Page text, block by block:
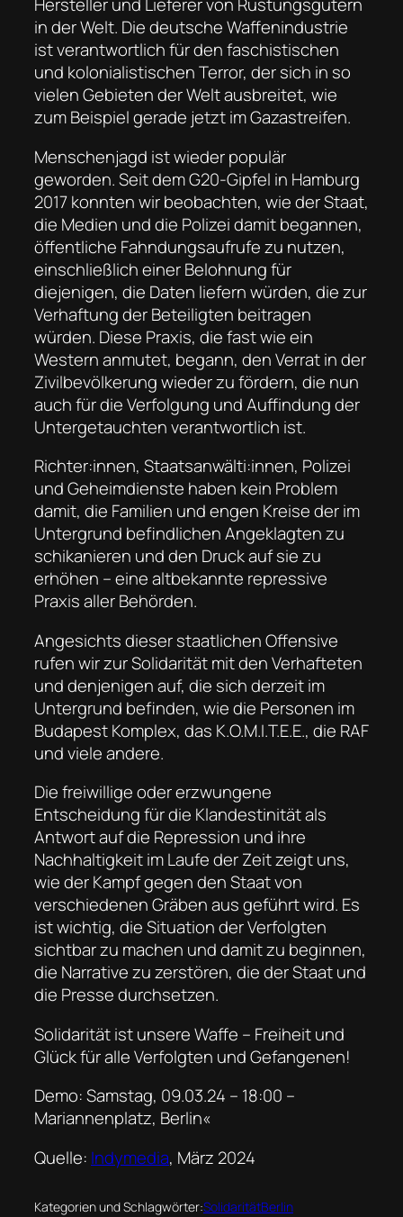
in der Welt. Die deutsche Waffenindustrie
ist verantwortlich für den faschistischen
und kolonialistischen Terror, der sich in so
vielen Gebieten der Welt ausbreitet, wie
zum Beispiel gerade jetzt im Gazastreifen.
Menschenjagd ist wieder populär
geworden. Seit dem G20-Gipfel in Hamburg
2017 konnten wir beobachten, wie der Staat,
die Medien und die Polizei damit begannen,
öffentliche Fahndungsaufrufe zu nutzen,
einschließlich einer Belohnung für
diejenigen, die Daten liefern würden, die zur
Verhaftung der Beteiligten beitragen
würden. Diese Praxis, die fast wie ein
Western anmutet, begann, den Verrat in der
Zivilbevölkerung wieder zu fördern, die nun
auch für die Verfolgung und Auffindung der
Untergetauchten verantwortlich ist.
Richter:innen, Staatsanwälti:innen, Polizei
und Geheimdienste haben kein Problem
damit, die Familien und engen Kreise der im
Untergrund befindlichen Angeklagten zu
schikanieren und den Druck auf sie zu
erhöhen – eine altbekannte repressive
Praxis aller Behörden.
Angesichts dieser staatlichen Offensive
rufen wir zur Solidarität mit den Verhafteten
und denjenigen auf, die sich derzeit im
Untergrund befinden, wie die Personen im
Budapest Komplex, das K.O.M.I.T.E.E., die RAF
und viele andere.
Die freiwillige oder erzwungene
Entscheidung für die Klandestinität als
Antwort auf die Repression und ihre
Nachhaltigkeit im Laufe der Zeit zeigt uns,
wie der Kampf gegen den Staat von
verschiedenen Gräben aus geführt wird. Es
ist wichtig, die Situation der Verfolgten
sichtbar zu machen und damit zu beginnen,
die Narrative zu zerstören, die der Staat und
die Presse durchsetzen.
Solidarität ist unsere Waffe – Freiheit und
Glück für alle Verfolgten und Gefangenen!
Demo: Samstag, 09.03.24 – 18:00 –
Mariannenplatz, Berlin«
Quelle: Indymedia, März 2024
Kategorien und Schlagwörter:SolidaritätBerlin